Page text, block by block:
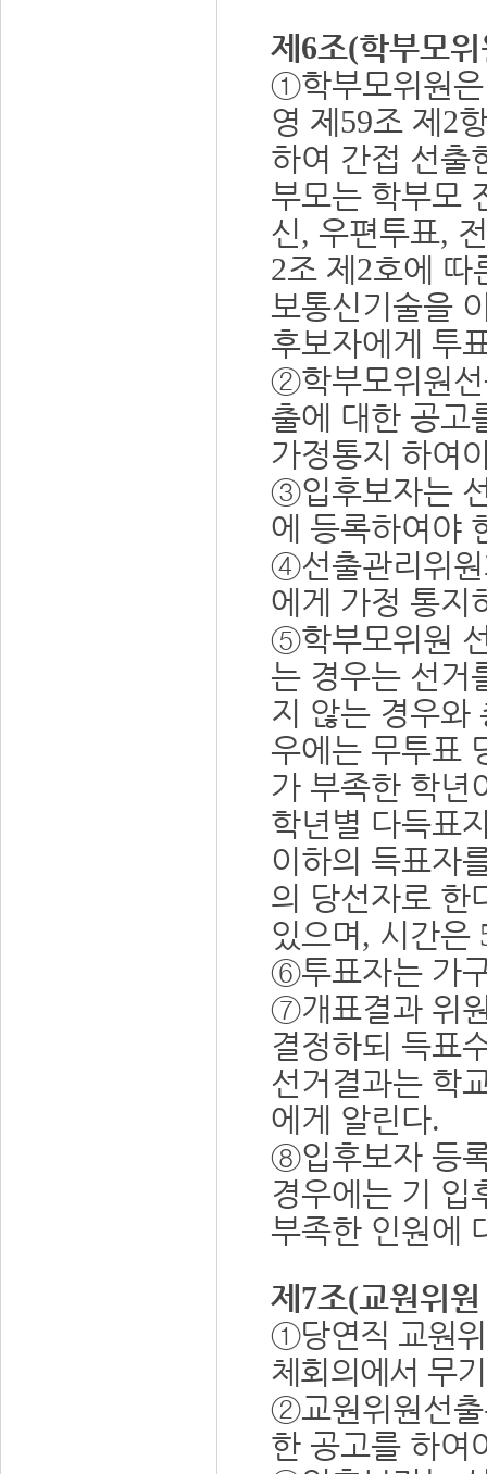
제 6조(학부모
①학부모위원
영 제 59조 제 2
하여 간접 선출
부모는 학부모
신, 우편투표,
2조 제 2호에 따
보통신기술을
후보자에게 투
②학부모위원
출에 대한 공고
가정통지 하여
③입후보자는
에 등록하여야
④선출관리위
에게 가정 통지
⑤학부모위원
는 경우는 선거
지 않는 경우와
우에는 무투표
가 부족한 학년
학년별 다득표
이하의 득표자
의 당선자로 한
있으며 , 시간은
⑥투표자는 가
⑦개표결과 위
결정하되 득표
선거결과는 학
에게 알린다.
⑧입후보자 등
경우에는 기 입
부족한 인원에
제 7조(교원위
①당연직 교원
체회의에서 무
②교원위원선
한 공고를 하여